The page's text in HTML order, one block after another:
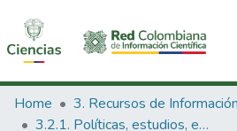
Communities & Collections
Home
3.2.1. Políticas, estudios, evaluaciones e indicadores de CTeI